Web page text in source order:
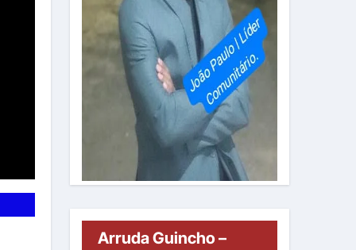
Arruda Guincho –